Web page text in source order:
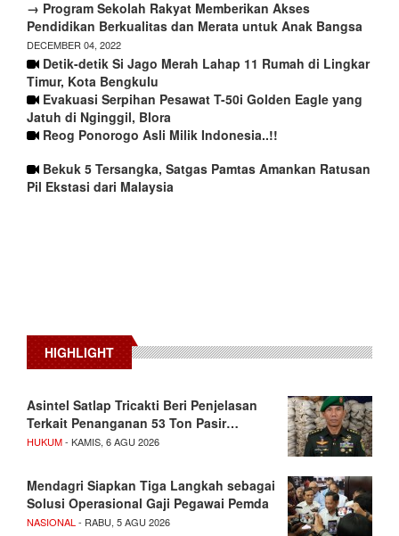
→ Program Sekolah Rakyat Memberikan Akses
Pendidikan Berkualitas dan Merata untuk Anak Bangsa
DECEMBER 04, 2022
Detik-detik Si Jago Merah Lahap 11 Rumah di Lingkar
Timur, Kota Bengkulu
Evakuasi Serpihan Pesawat T-50i Golden Eagle yang
Jatuh di Nginggil, Blora
Reog Ponorogo Asli Milik Indonesia..!!
Bekuk 5 Tersangka, Satgas Pamtas Amankan Ratusan
Pil Ekstasi dari Malaysia
HIGHLIGHT
Asintel Satlap Tricakti Beri Penjelasan
Terkait Penanganan 53 Ton Pasir…
HUKUM- KAMIS, 6 AGU 2026
Mendagri Siapkan Tiga Langkah sebagai
Solusi Operasional Gaji Pegawai Pemda
NASIONAL - RABU, 5 AGU 2026